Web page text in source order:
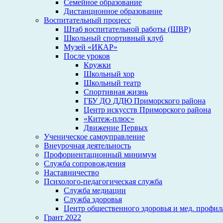
Семейное образование
Дистанционное образование
Воспитательный процесс
Штаб воспитательной работы (ШВР)
Школьный спортивный клуб
Музей «ИКАР»
После уроков
Кружки
Школьный хор
Школьный театр
Спортивная жизнь
ГБУ ДО ДДЮ Приморского района
Центр искусств Приморского района
«Китеж-плюс»
Движение Первых
Ученическое самоуправление
Внеурочная деятельность
Профориентационный минимум
Служба сопровождения
Наставничество
Психолого-педагогическая служба
Служба медиации
Служба здоровья
Центр общественного здоровья и мед.
Грант 2022